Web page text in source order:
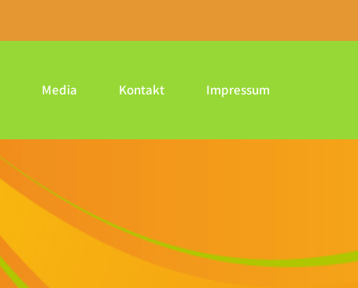
Media Kontakt Impressum